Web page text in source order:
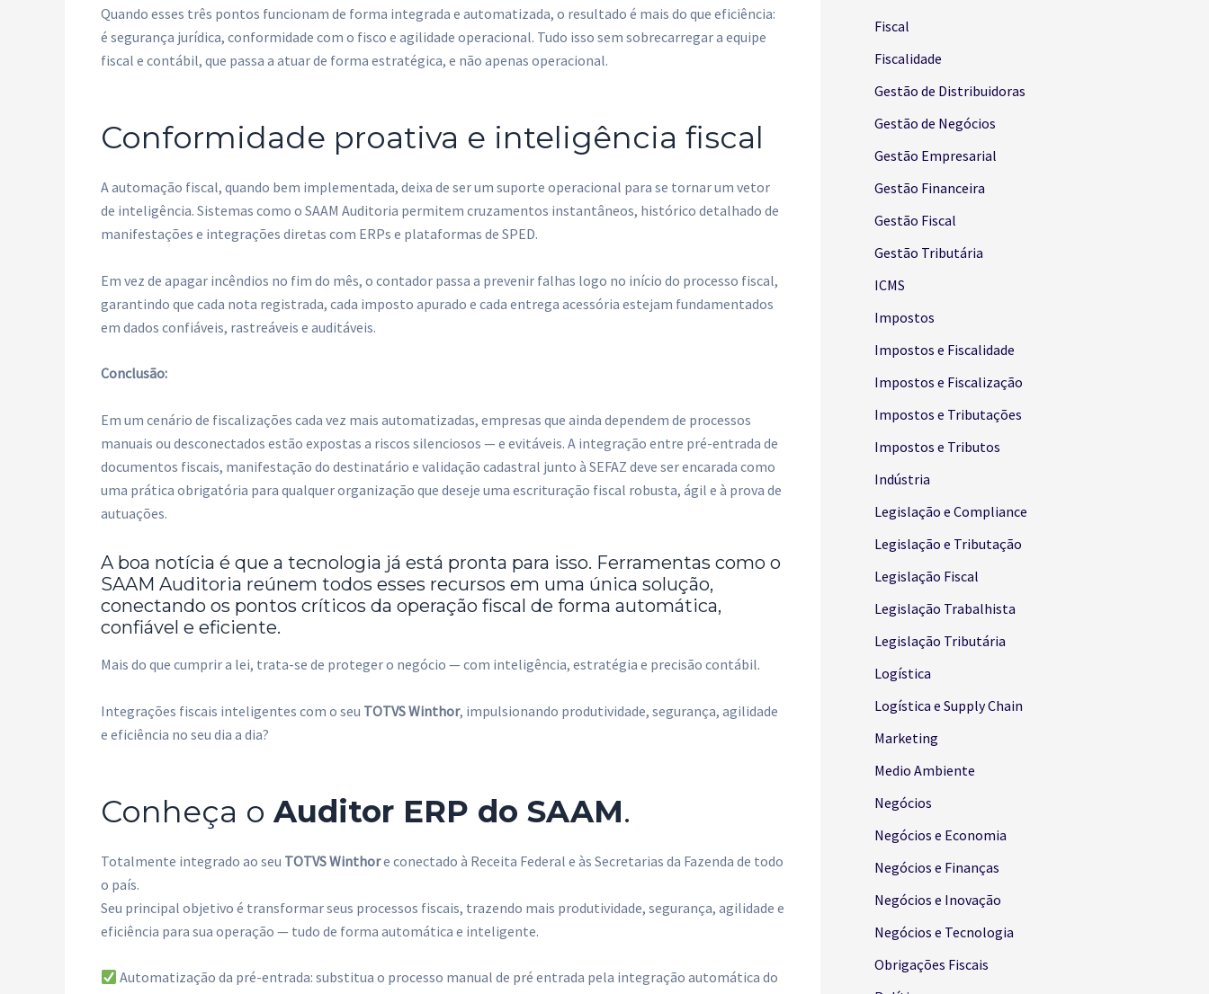
Quando esses três pontos funcionam de forma integrada e automatizada, o resultado é mais do que eficiência:
é segurança jurídica, conformidade com o fisco e agilidade operacional. Tudo isso sem sobrecarregar a equipe
fiscal e contábil, que passa a atuar de forma estratégica, e não apenas operacional.
Conformidade proativa e inteligência fiscal
A automação fiscal, quando bem implementada, deixa de ser um suporte operacional para se tornar um vetor
de inteligência. Sistemas como o SAAM Auditoria permitem cruzamentos instantâneos, histórico detalhado de
manifestações e integrações diretas com ERPs e plataformas de SPED.
Em vez de apagar incêndios no fim do mês, o contador passa a prevenir falhas logo no início do processo fiscal,
garantindo que cada nota registrada, cada imposto apurado e cada entrega acessória estejam fundamentados
em dados confiáveis, rastreáveis e auditáveis.
Conclusão:
Em um cenário de fiscalizações cada vez mais automatizadas, empresas que ainda dependem de processos
manuais ou desconectados estão expostas a riscos silenciosos — e evitáveis. A integração entre pré-entrada de
documentos fiscais, manifestação do destinatário e validação cadastral junto à SEFAZ deve ser encarada como
uma prática obrigatória para qualquer organização que deseje uma escrituração fiscal robusta, ágil e à prova de
autuações.
A boa notícia é que a tecnologia já está pronta para isso. Ferramentas como o
SAAM Auditoria reúnem todos esses recursos em uma única solução,
conectando os pontos críticos da operação fiscal de forma automática,
confiável e eficiente.
Mais do que cumprir a lei, trata-se de proteger o negócio — com inteligência, estratégia e precisão contábil.
Integrações fiscais inteligentes com o seu TOTVS Winthor, impulsionando produtividade, segurança, agilidade
e eficiência no seu dia a dia?
Conheça oAuditor ERP do SAAM.
Totalmente integrado ao seu TOTVS Winthore conectado à Receita Federal e às Secretarias da Fazenda de todo
o país.
Seu principal objetivo é transformar seus processos fiscais, trazendo mais produtividade, segurança, agilidade e
eficiência para sua operação — tudo de forma automática e inteligente.
Automatização da pré-entrada: substitua o processo manual de pré entrada pela integração automática do
Fiscal
Fiscalidade
Gestão de Distribuidoras
Gestão de Negócios
Gestão Empresarial
Gestão Financeira
Gestão Fiscal
Gestão Tributária
ICMS
Impostos
Impostos e Fiscalidade
Impostos e Fiscalização
Impostos e Tributações
Impostos e Tributos
Indústria
Legislação e Compliance
Legislação e Tributação
Legislação Fiscal
Legislação Trabalhista
Legislação Tributária
Logística
Logística e Supply Chain
Marketing
Medio Ambiente
Negócios
Negócios e Economia
Negócios e Finanças
Negócios e Inovação
Negócios e Tecnologia
Obrigações Fiscais